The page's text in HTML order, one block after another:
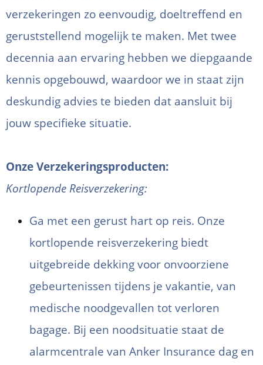
verzekeringen zo eenvoudig, doeltreffend en
geruststellend mogelijk te maken. Met twee
decennia aan ervaring hebben we diepgaande
kennis opgebouwd, waardoor we in staat zijn
deskundig advies te bieden dat aansluit bij
jouw specifieke situatie.
Onze Verzekeringsproducten:
Kortlopende Reisverzekering:
Ga met een gerust hart op reis. Onze
kortlopende reisverzekering biedt
uitgebreide dekking voor onvoorziene
gebeurtenissen tijdens je vakantie, van
medische noodgevallen tot verloren
bagage. Bij een noodsituatie staat de
alarmcentrale van Anker Insurance dag en